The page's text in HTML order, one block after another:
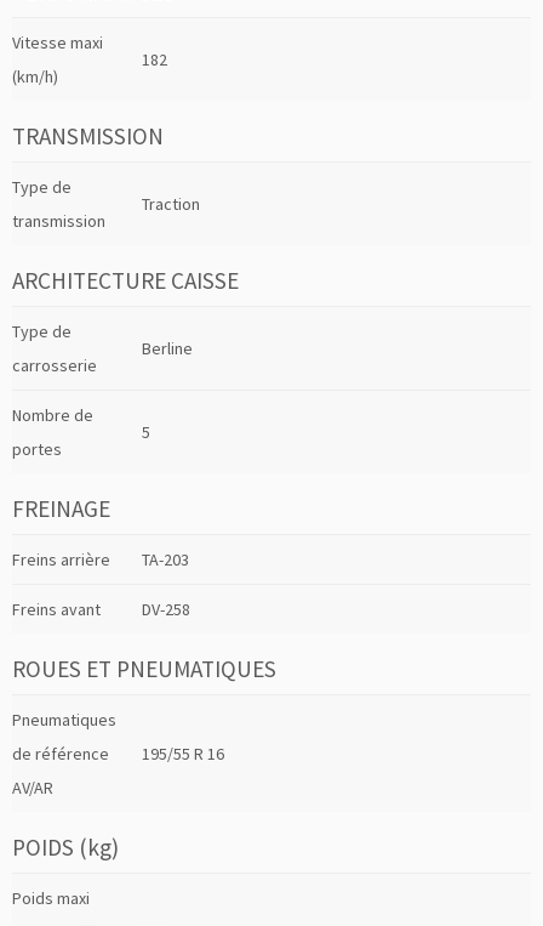
Vitesse maxi
(km/h)
182
TRANSMISSION
Type de
transmission
Traction
ARCHITECTURE CAISSE
Type de
carrosserie
Berline
Nombre de
portes
5
FREINAGE
Freins arrière TA-203
Freins avant DV-258
ROUES ET PNEUMATIQUES
Pneumatiques
de référence
AV/AR
195/55 R 16
POIDS (kg)
Poids maxi